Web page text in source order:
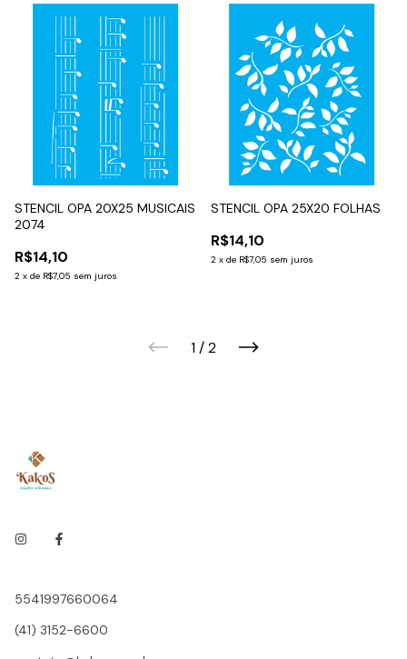
STENCIL OPA 20X25 MUSICAIS
2074
R$14,10
2 x de R$7,05 sem juros
STENCIL OPA 25X20 FOLHAS
R$14,10
2 x de R$7,05 sem juros
1/2
5541997660064
(41) 3152-6600